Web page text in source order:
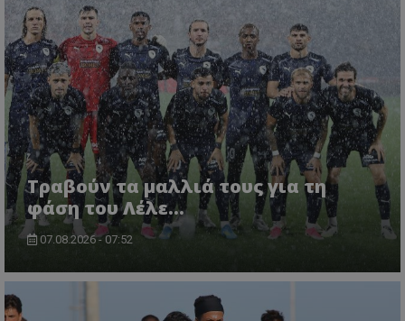
Τραβούν τα μαλλιά τους για τη
φάση του Λέλε…
07.08.2026 - 07:52